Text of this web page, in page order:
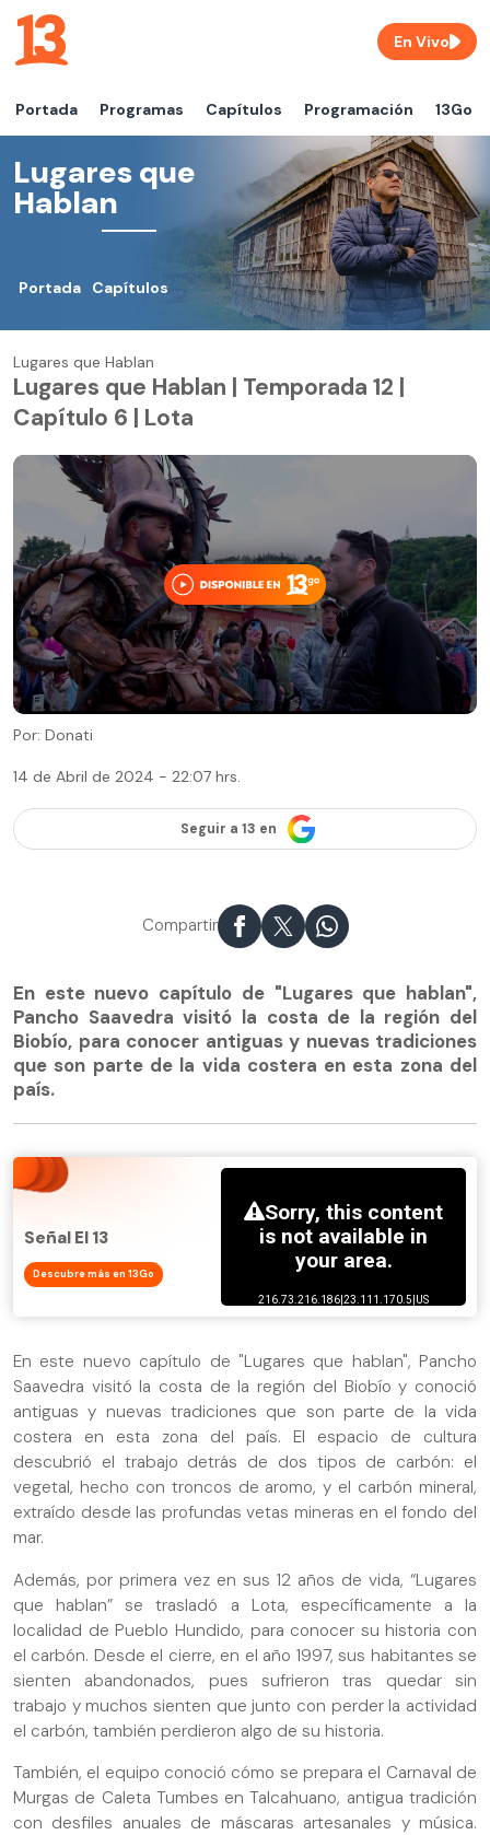
Portada Programas Capítulos Programación 13Go
En Vivo
Lugares que
Hablan
Portada Capítulos
Lugares que Hablan
Lugares que Hablan | Temporada 12 |
Capítulo 6 | Lota
Por: Donati
14 de Abril de 2024 - 22:07 hrs.
Seguir a 13 en
Compartir
En este nuevo capítulo de "Lugares que hablan",
Pancho Saavedra visitó la costa de la región del
Biobío, para conocer antiguas y nuevas tradiciones
que son parte de la vida costera en esta zona del
país.
Señal El 13
Descubre más en 13Go
En este nuevo capítulo de "Lugares que hablan", Pancho
Saavedra visitó la costa de la región del Biobío y conoció
antiguas y nuevas tradiciones que son parte de la vida
costera en esta zona del país. El espacio de cultura
descubrió el trabajo detrás de dos tipos de carbón: el
vegetal, hecho con troncos de aromo, y el carbón mineral,
extraído desde las profundas vetas mineras en el fondo del
mar.
Además, por primera vez en sus 12 años de vida, “Lugares
que hablan” se trasladó a Lota, específicamente a la
localidad de Pueblo Hundido, para conocer su historia con
el carbón. Desde el cierre, en el año 1997, sus habitantes se
sienten abandonados, pues sufrieron tras quedar sin
trabajo y muchos sienten que junto con perder la actividad
el carbón, también perdieron algo de su historia.
También, el equipo conoció cómo se prepara el Carnaval de
Murgas de Caleta Tumbes en Talcahuano, antigua tradición
con desfiles anuales de máscaras artesanales y música.